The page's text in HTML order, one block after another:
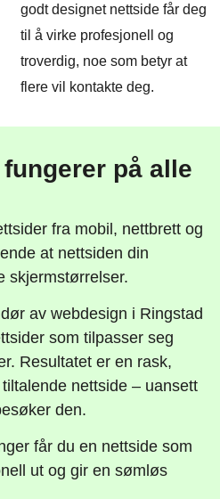
godt designet nettside får deg
til å virke profesjonell og
troverdig, noe som betyr at
flere vil kontakte deg.
på alle
fra mobil, nettbrett og
at nettsiden din
skjermstørrelser.
av webdesign i Ringstad
som tilpasser seg
Resultatet er en rask,
nettside – uansett
den.
får du en nettside som
ut og gir en sømløs